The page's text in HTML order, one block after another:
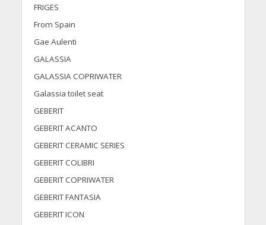
FRIGES
From Spain
Gae Aulenti
GALASSIA
GALASSIA COPRIWATER
Galassia toilet seat
GEBERIT
GEBERIT ACANTO
GEBERIT CERAMIC SERIES
GEBERIT COLIBRI
GEBERIT COPRIWATER
GEBERIT FANTASIA
GEBERIT ICON